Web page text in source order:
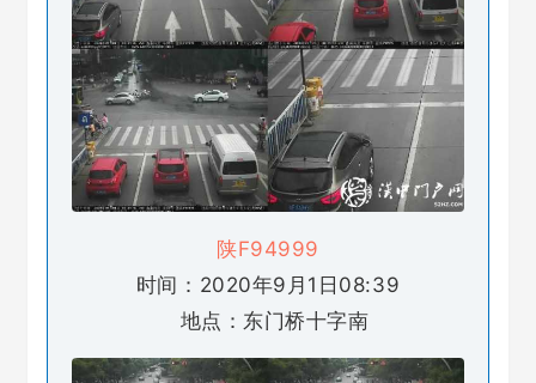
陕F94999
时间：2020年9月1日08:39
地点：东门桥十字南